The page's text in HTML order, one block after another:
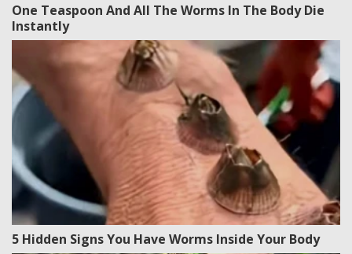
One Teaspoon And All The Worms In The Body Die
Instantly
5 Hidden Signs You Have Worms Inside Your Body